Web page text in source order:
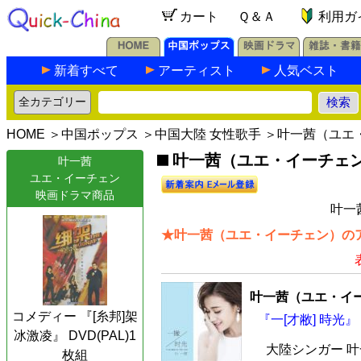
カート Ｑ＆Ａ 利用ガ
新着すべて アーティスト 人気ベスト
HOME ＞ 中国ポップス ＞ 中国大陸 女性歌手 ＞叶一茜（ユエ
叶一茜
ユエ・イーチェン
映画ドラマ商品
コメディー 『[糸邦]架
冰激凌』 DVD(PAL)1
枚組
叶一茜（ユエ・イーチェ
叶一
★叶一茜（ユエ・イーチェン）の
叶一茜（ユエ・イ
『一[才敝] 時光
大陸シンガー